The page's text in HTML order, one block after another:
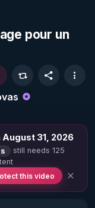
pour un
31, 2026
still needs 125
this video